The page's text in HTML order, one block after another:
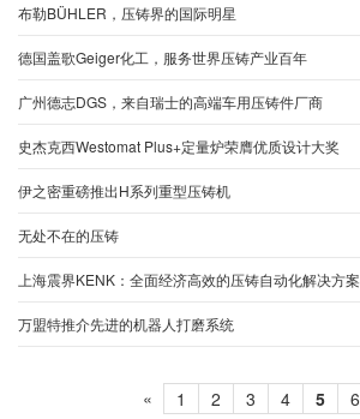
布勒BÜHLER，压铸界的国际明星
德国盖歌Geiger化工，服务世界压铸产业百年
广州德志DGS，来自瑞士的高端车用压铸件厂商
史杰克西Westomat Plus+定量炉荣膺优质设计大奖
伊之密重磅推出H系列重型压铸机
无处不在的压铸
上海震界KENK：全面经济高效的压铸自动化解决方案
万盟特推介先进的机器人打磨系统
« 1 2 3 4 5 6